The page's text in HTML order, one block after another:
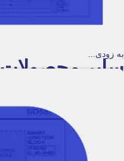
به زودی...
سایر محصولات